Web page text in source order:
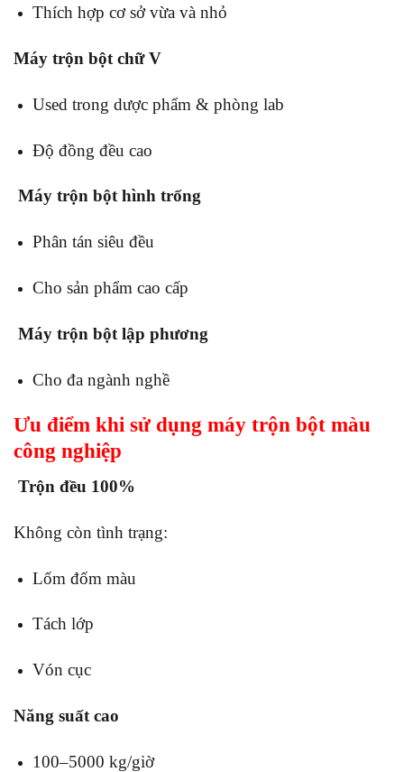
Thích hợp cơ sở vừa và nhỏ
Máy trộn bột chữ V
Used trong dược phẩm & phòng lab
Độ đồng đều cao
Máy trộn bột hình trống
Phân tán siêu đều
Cho sản phẩm cao cấp
Máy trộn bột lập phương
Cho đa ngành nghề
Ưu điểm khi sử dụng máy trộn bột màu
công nghiệp
Trộn đều 100%
Không còn tình trạng:
Lốm đốm màu
Tách lớp
Vón cục
Năng suất cao
100–5000 kg/giờ